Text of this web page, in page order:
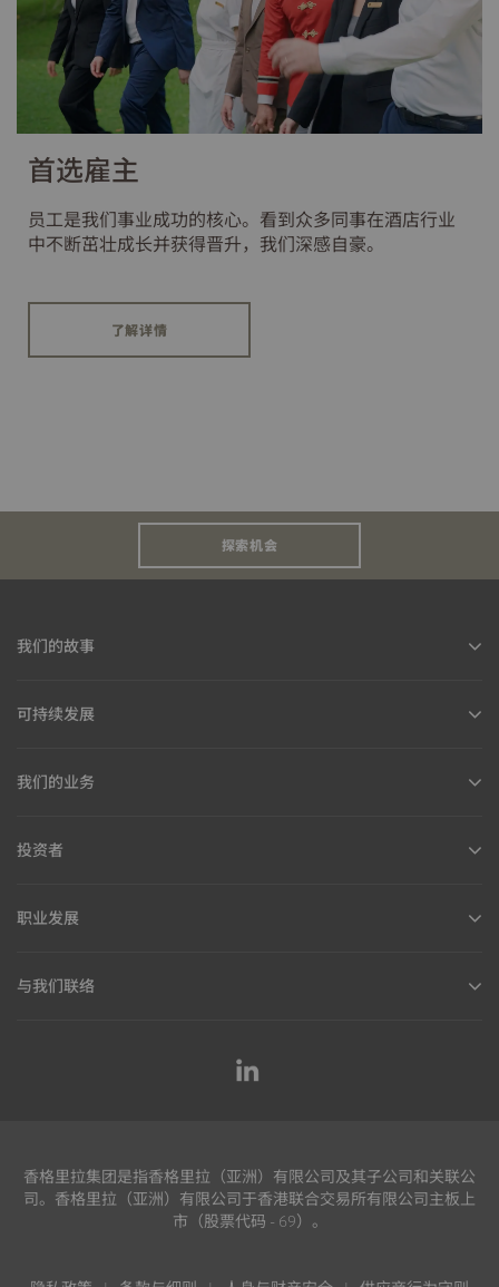
首选雇主
员工是我们事业成功的核心。看到众多同事在酒店行业
中不断茁壮成长并获得晋升，我们深感自豪。
了解详情
探索机会
我们的故事
可持续发展
我们的业务
投资者
职业发展
与我们联络
香格里拉集团是指香格里拉（亚洲）有限公司及其子公司和关联公
司。香格里拉（亚洲）有限公司于香港联合交易所有限公司主板上
市（股票代码 - 69）。